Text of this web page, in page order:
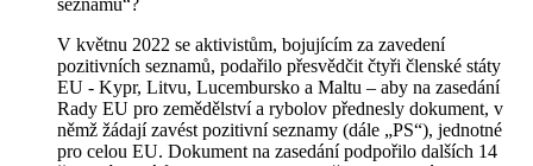
V květnu 2022 se aktivistům, bojujícím za zavedení
pozitivních seznamů, podařilo přesvědčit čtyři členské státy
EU - Kypr, Litvu, Lucembursko a Maltu – aby na zasedání
Rady EU pro zemědělství a rybolov přednesly dokument, v
němž žádají zavést pozitivní seznamy (dále „PS“), jednotné
pro celou EU. Dokument na zasedání podpořilo dalších 14